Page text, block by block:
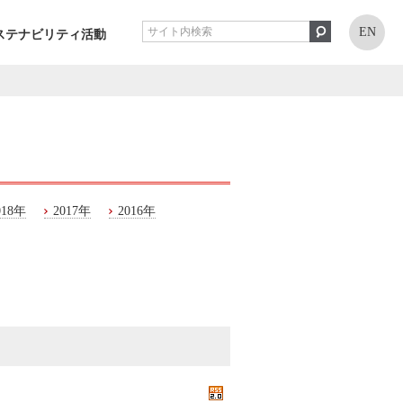
テナビリティ活動 EN
年 2017年 2016年